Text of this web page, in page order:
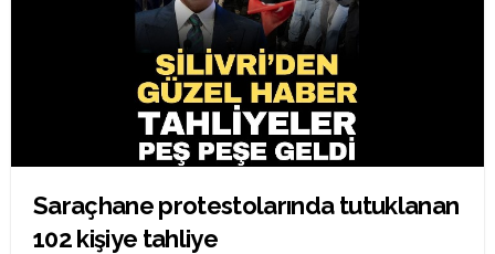
Saraçhane protestolarında tutuklanan
102 kişiye tahliye